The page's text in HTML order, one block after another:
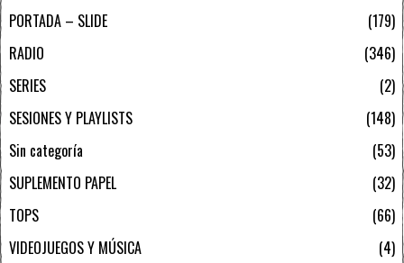
PORTADA – SLIDE
179
RADIO
346
SERIES
2
SESIONES Y PLAYLISTS
148
Sin categoría
53
SUPLEMENTO PAPEL
32
TOPS
66
VIDEOJUEGOS Y MÚSICA
4